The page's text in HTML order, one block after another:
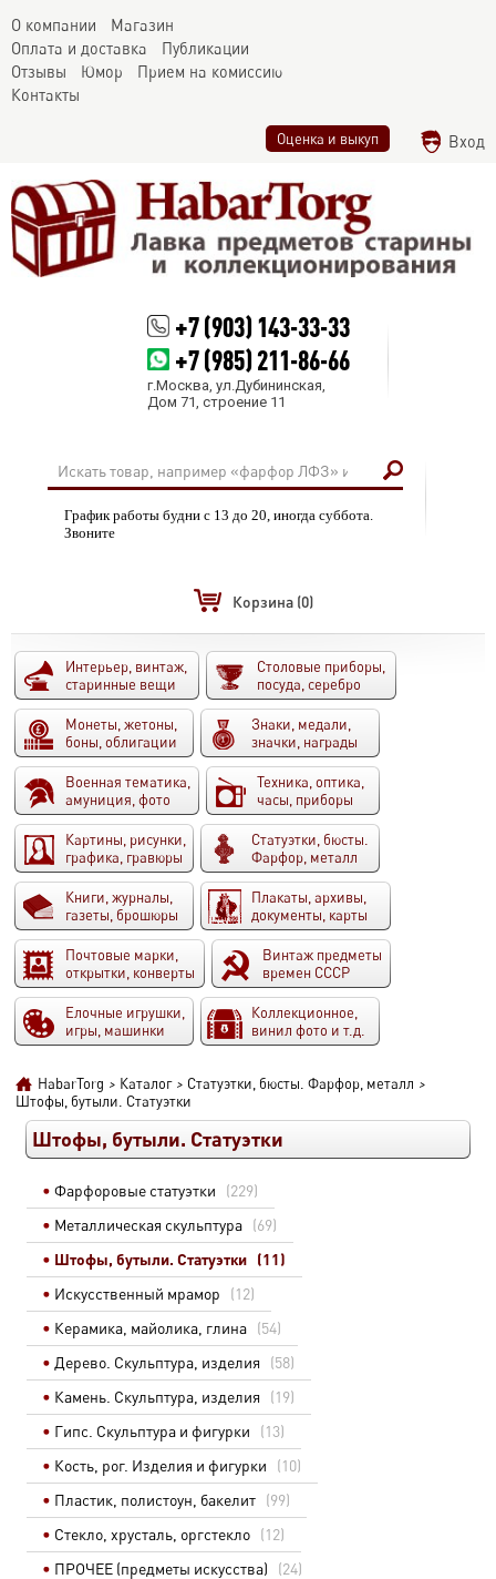
О компании
Магазин
Оплата и доставка
Публикации
Отзывы
Юмор
Прием на комиссию
Контакты
Оценка и выкуп Вход
+7 (903) 143-33-33
+7 (985) 211-86-66
г.Москва, ул.Дубининская,
Дом 71, строение 11
График работы будни с 13 до 20, иногда суббота.
Звоните
Корзина (0)
Интерьер, винтаж,
старинные вещи
Столовые приборы,
посуда, серебро
Монеты, жетоны,
боны, облигации
Знаки, медали,
значки, награды
Военная тематика,
амуниция, фото
Техника, оптика,
часы, приборы
Картины, рисунки,
графика, гравюры
Статуэтки, бюсты.
Фарфор, металл
Книги, журналы,
газеты, брошюры
Плакаты, архивы,
документы, карты
Почтовые марки,
открытки, конверты
Винтаж предметы
времен СССР
Елочные игрушки,
игры, машинки
Коллекционное,
винил фото и т.д.
HabarTorg > Каталог > Статуэтки, бюсты. Фарфор, металл >
Штофы, бутыли. Статуэтки
Штофы, бутыли. Статуэтки
Фарфоровые статуэтки
(229)
Металлическая скульптура (69)
Штофы, бутыли. Статуэтки (11)
Искусственный мрамор
(12)
Керамика, майолика, глина (54)
Дерево. Скульптура, изделия
(58)
Камень. Скульптура, изделия
(19)
Гипс. Скульптура и фигурки
(13)
Кость, рог. Изделия и фигурки
(10)
Пластик, полистоун, бакелит (99)
Стекло, хрусталь, оргстекло (12)
ПРОЧЕЕ (предметы искусства)
(24)